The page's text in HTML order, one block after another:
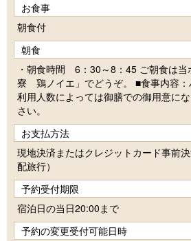
お食事
朝食付
朝食
・朝食時間 6：30～8：45 ご朝食は当
寮 鶏ノイエ」でどうぞ。 ■食事内容：
利用人数によっては御膳での御用意に
さい。
お支払方法
現地決済またはクレジットカード事前
配旅行）
予約受付期限
宿泊日の当日20:00まで
予約の変更受付可能日時